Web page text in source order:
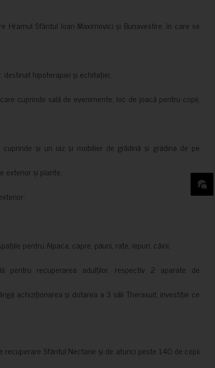
Hramul Sfântul Ioan Maximovici și Bunavestire, în care se
hipoterapiei și echitației;
cuprinde sală de evenimente, loc de joacă pentru copii,
și un iaz și mobilier de grădină și grădina de pe
exterior și plante;
pentru Alpaca, capre, păuni, rațe, iepuri, câini;
pentru recuperarea adulților, respectiv 2 aparate de
achiziționarea și dotarea a 3 săli Therasuit, investiție ce
Sfântul Nectarie și de atunci peste 140 de copii